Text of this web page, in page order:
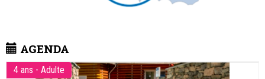
AGENDA
4 ans - Adulte